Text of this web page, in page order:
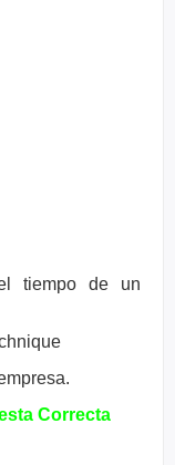
tiempo de un
Correcta